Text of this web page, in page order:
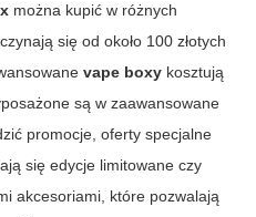
można kupić w różnych
się od około 100 złotych
vape boxy kosztują
są w zaawansowane
promocje, oferty specjalne
się edycje limitowane czy
akcesoriami, które pozwalają